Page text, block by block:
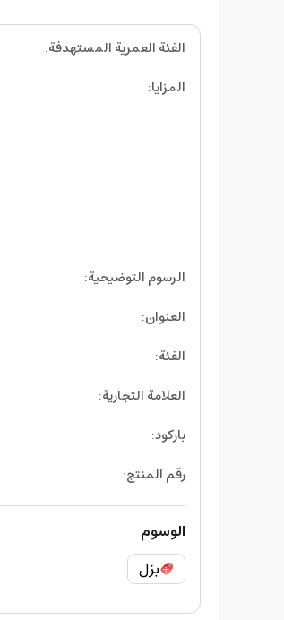
الفئة العمرية المستهدفة:
المزايا:
الرسوم التوضيحية:
العنوان:
الفئة:
العلامة التجارية:
باركود:
رقم المنتج:
الوسوم
بزل